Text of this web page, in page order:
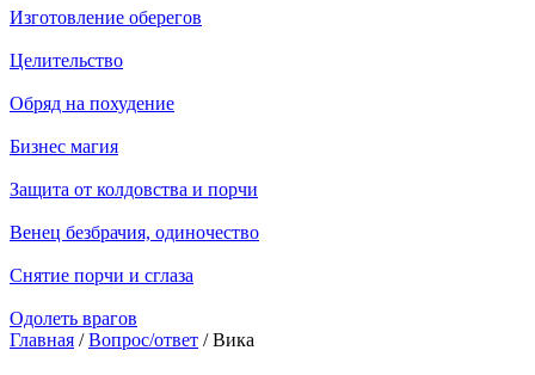
Изготовление оберегов
Целительство
Обряд на похудение
Бизнес магия
Защита от колдовства и порчи
Венец безбрачия, одиночество
Снятие порчи и сглаза
Одолеть врагов
Главная /Вопрос/ответ / Вика